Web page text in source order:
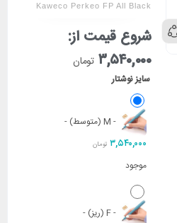
Kaweco Perkeo FP All Black
شروع قیمت از:
۳,۵۴۰,۰۰۰ تومان
سایز نوشتار
- M (متوسط) -
۳,۵۴۰,۰۰۰ تومان
موجود
-F (ریز) -